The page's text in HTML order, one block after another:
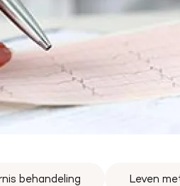
behandeling Leven